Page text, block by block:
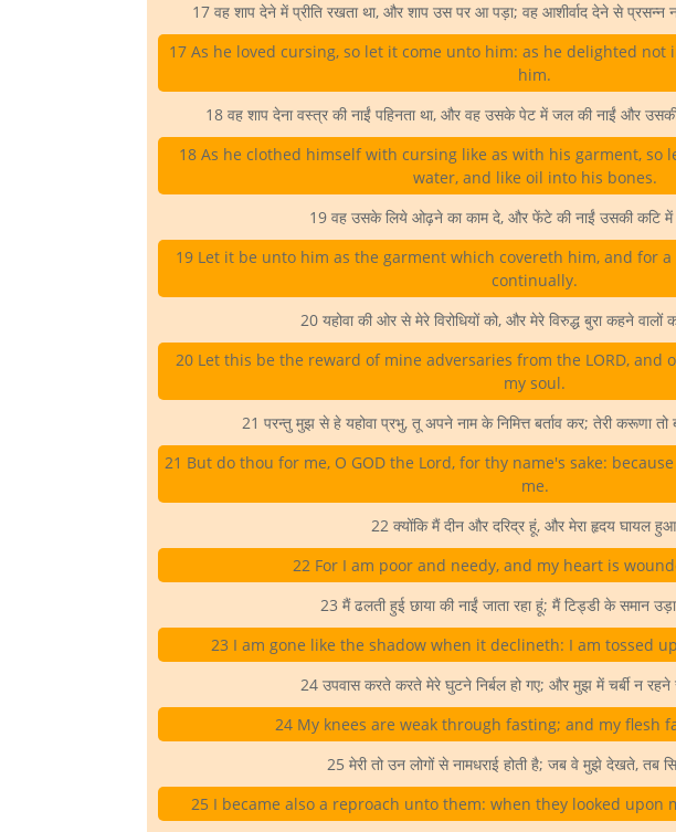
17 वह शाप देने में प्रीति रखता था, और शाप उस पर आ पड़ा; वह आशीर्वाद देने से प्रसन्न न
17 As he loved cursing, so let it come unto him: as he delighted
him.
18 वह शाप देना वस्त्र की नाईं पहिनता था, और वह उसके पेट में जल की नाईं और
18 As he clothed himself with cursing like as with his garment, so
water, and like oil into his bones.
19 वह उसके लिये ओढ़ने का काम दे, और फेंटे की नाईं उसकी कटि में
19 Let it be unto him as the garment which covereth him, and for
continually.
20 यहोवा की ओर से मेरे विरोधियों को, और मेरे विरुद्ध बुरा कहने वालों
20 Let this be the reward of mine adversaries from the LORD, and
my soul.
21 परन्तु मुझ से हे यहोवा प्रभु, तू अपने नाम के निमित्त बर्ताव कर; तेरी करूणा
21 But do thou for me, O GOD the Lord, for thy name's sake:
me.
22 क्योंकि मैं दीन और दरिद्र हूं, और मेरा हृदय घायल
22 For I am poor and needy, and my heart is
23 मैं ढलती हुई छाया की नाईं जाता रहा हूं; मैं टिड्डी के समान उड़ा
23 I am gone like the shadow when it declineth: I am tossed
24 उपवास करते करते मेरे घुटने निर्बल हो गए; और मुझ में चर्बी न
24 My knees are weak through fasting; and my flesh
25 मेरी तो उन लोगों से नामधराई होती है; जब वे मुझे देखते, तब
25 I became also a reproach unto them: when they looked upon